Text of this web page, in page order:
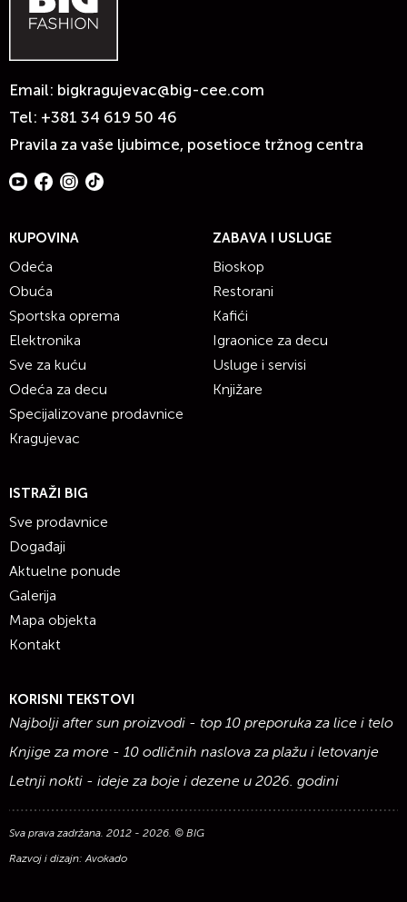
Email: bigkragujevac@big-cee.com
Tel: +381 34 619 50 46
Pravila za vaše ljubimce, posetioce tržnog centra
KUPOVINA
Odeća
Obuća
Sportska oprema
Elektronika
Sve za kuću
Odeća za decu
Specijalizovane prodavnice
Kragujevac
ZABAVA I USLUGE
Bioskop
Restorani
Kafići
Igraonice za decu
Usluge i servisi
Knjižare
ISTRAŽI BIG
Sve prodavnice
Događaji
Aktuelne ponude
Galerija
Mapa objekta
Kontakt
KORISNI TEKSTOVI
Najbolji after sun proizvodi - top 10 preporuka za lice i telo
Knjige za more - 10 odličnih naslova za plažu i letovanje
Letnji nokti - ideje za boje i dezene u 2026. godini
Sva prava zadržana. 2012 - 2026. © BIG
Razvoj i dizajn:Avokado